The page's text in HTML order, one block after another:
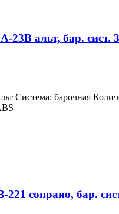
23B альт, бар. сист. 3
Система: барочная
сопрано, бар.